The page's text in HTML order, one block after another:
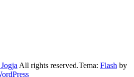
All rights reserved.Tema: Flash by